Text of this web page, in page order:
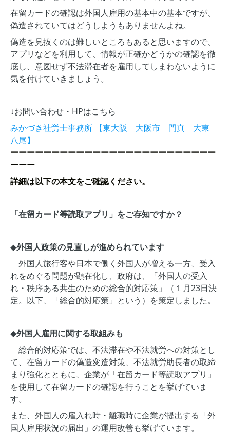
在留カードの確認は外国人雇用の基本中の基本ですが、
偽造されていてはどうしようもありませんよね。
偽造を見抜くのは難しいところもあると思いますので、
アプリなどを利用して、情報が正確かどうかの確認を徹
底し、意図せず不法滞在者を雇用してしまわないように
気を付けていきましょう。
↓お問い合わせ・HPはこちら
みかづき社労士事務所 【東大阪 大阪市 門真 大東
八尾】
ーーーーーーーーーーーーーーーーーーーーーーーーー
ーーー
詳細は以下の本文をご確認ください。
「在留カード等読取アプリ」をご存知ですか？
◆外国人政策の見直しが進められています
外国人旅行客や日本で働く外国人が増える一方、受入
れをめぐる問題が顕在化し、政府は、「外国人の受入
れ・秩序ある共生のための総合的対応策」（１月23日決
定。以下、「総合的対応策」という）を策定しました。
◆外国人雇用に関する取組みも
総合的対応策では、不法滞在や不法就労への対策とし
て、在留カードの偽造変造対策、不法就労助長者の取締
まり強化とともに、企業が「在留カード等読取アプリ」
を使用して在留カードの確認を行うことを挙げていま
す。
また、外国人の雇入れ時・離職時に企業が提出する「外
国人雇用状況の届出」の運用改善も挙げています。